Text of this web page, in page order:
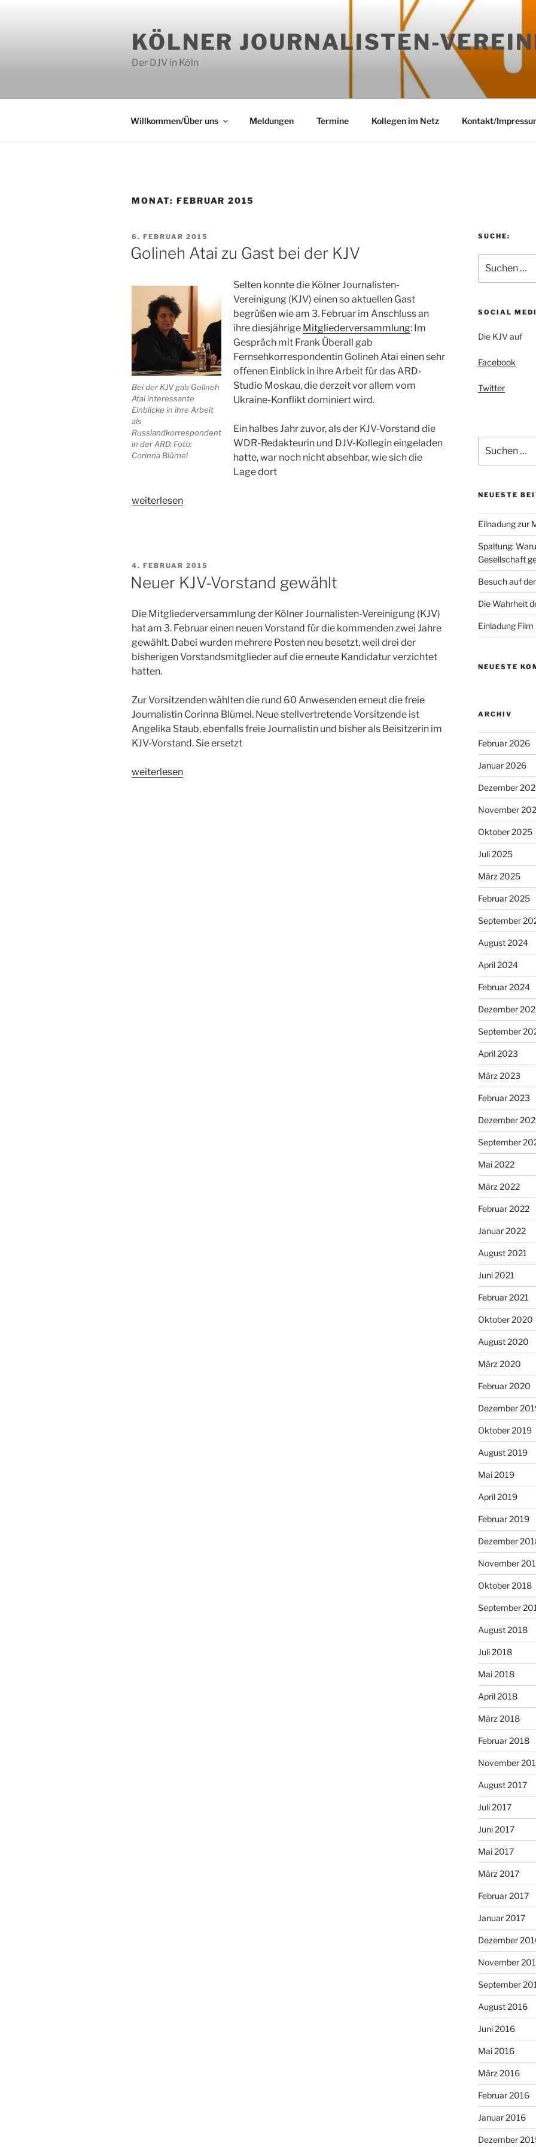
KÖLNER JOURNALISTEN-
Der DJV in Köln
Willkommen/Über uns Meldungen Termine Kollegen im Netz Kontakt/
MONAT: FEBRUAR 2015
VERÖFFENTLICHT
AM
6. FEBRUAR 2015
Golineh Atai zu Gast bei der KJV
Bei der KJV gab Golineh
Atai interessante
Einblicke in ihre Arbeit
als
Russlandkorrespondent
in der ARD. Foto:
Corinna Blümel
Selten konnte die Kölner Journalisten-
Vereinigung (KJV) einen so aktuellen Gast
begrüßen wie am 3. Februar im Anschluss an
ihre diesjährige Mitgliederversammlung: Im
Gespräch mit Frank Überall gab
Fernsehkorrespondentin Golineh Atai einen sehr
offenen Einblick in ihre Arbeit für das ARD-
Studio Moskau, die derzeit vor allem vom
Ukraine-Konflikt dominiert wird.
Ein halbes Jahr zuvor, als der KJV-Vorstand die
WDR-Redakteurin und DJV-Kollegin eingeladen
hatte, war noch nicht absehbar, wie sich die
Lage dort
„Golineh
der
KJV“
weiterlesen
VERÖFFENTLICHT
4. FEBRUAR 2015
Neuer KJV-Vorstand gewählt
Die Mitgliederversammlung der Kölner Journalisten-Vereinigung (KJV)
hat am 3. Februar einen neuen Vorstand für die kommenden zwei Jahre
gewählt. Dabei wurden mehrere Posten neu besetzt, weil drei der
bisherigen Vorstandsmitglieder auf die erneute Kandidatur verzichtet
hatten.
Zur Vorsitzenden wählten die rund 60 Anwesenden erneut die freie
Journalistin Corinna Blümel. Neue stellvertretende Vorsitzende ist
Angelika Staub, ebenfalls freie Journalistin und bisher als Beisitzerin im
KJV-Vorstand. Sie ersetzt
„Neuer
weiterlesen
SUCHE:
nach:
SOCIAL
Die KJV auf
Facebook
Twitter
nach:
NEUESTE
Eilnadung zur
Spaltung:
Gesellschaft
Besuch auf
Die Wahrheit
Einladung
NEUESTE
ARCHIV
Februar 2026
Januar 2026
Dezember
November
Oktober 2025
Juli 2025
März 2025
Februar 2025
September
August 2024
April 2024
Februar 2024
Dezember
September
April 2023
März 2023
Februar 2023
Dezember
September
Mai 2022
März 2022
Februar 2022
Januar 2022
August 2021
Juni 2021
Februar 2021
Oktober 2020
August 2020
März 2020
Februar 2020
Dezember
Oktober 2019
August 2019
Mai 2019
April 2019
Februar 2019
Dezember
November
Oktober 2018
September
August 2018
Juli 2018
Mai 2018
April 2018
März 2018
Februar 2018
November
August 2017
Juli 2017
Juni 2017
Mai 2017
März 2017
Februar 2017
Januar 2017
Dezember
November
September
August 2016
Juni 2016
Mai 2016
März 2016
Februar 2016
Januar 2016
Dezember